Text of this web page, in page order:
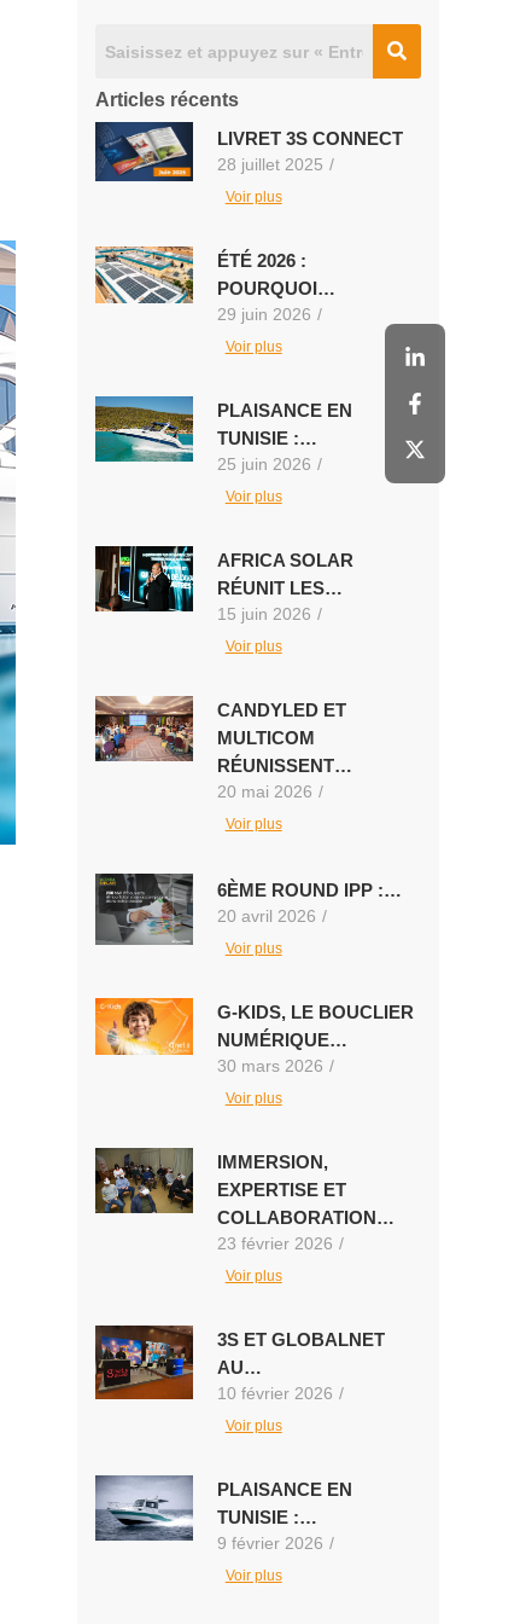
Articles récents
LIVRET 3S CONNECT
28 juillet 2025 /
Voir plus
ÉTÉ 2026 :
POURQUOI…
29 juin 2026 /
Voir plus
PLAISANCE EN
TUNISIE :…
25 juin 2026 /
Voir plus
AFRICA SOLAR
RÉUNIT LES…
15 juin 2026 /
Voir plus
CANDYLED ET
MULTICOM
RÉUNISSENT…
20 mai 2026 /
Voir plus
6ÈME ROUND IPP :…
20 avril 2026 /
Voir plus
G-KIDS, LE BOUCLIER
NUMÉRIQUE…
30 mars 2026 /
Voir plus
IMMERSION,
EXPERTISE ET
COLLABORATION…
23 février 2026 /
Voir plus
3S ET GLOBALNET
AU…
10 février 2026 /
Voir plus
PLAISANCE EN
TUNISIE :…
9 février 2026 /
Voir plus